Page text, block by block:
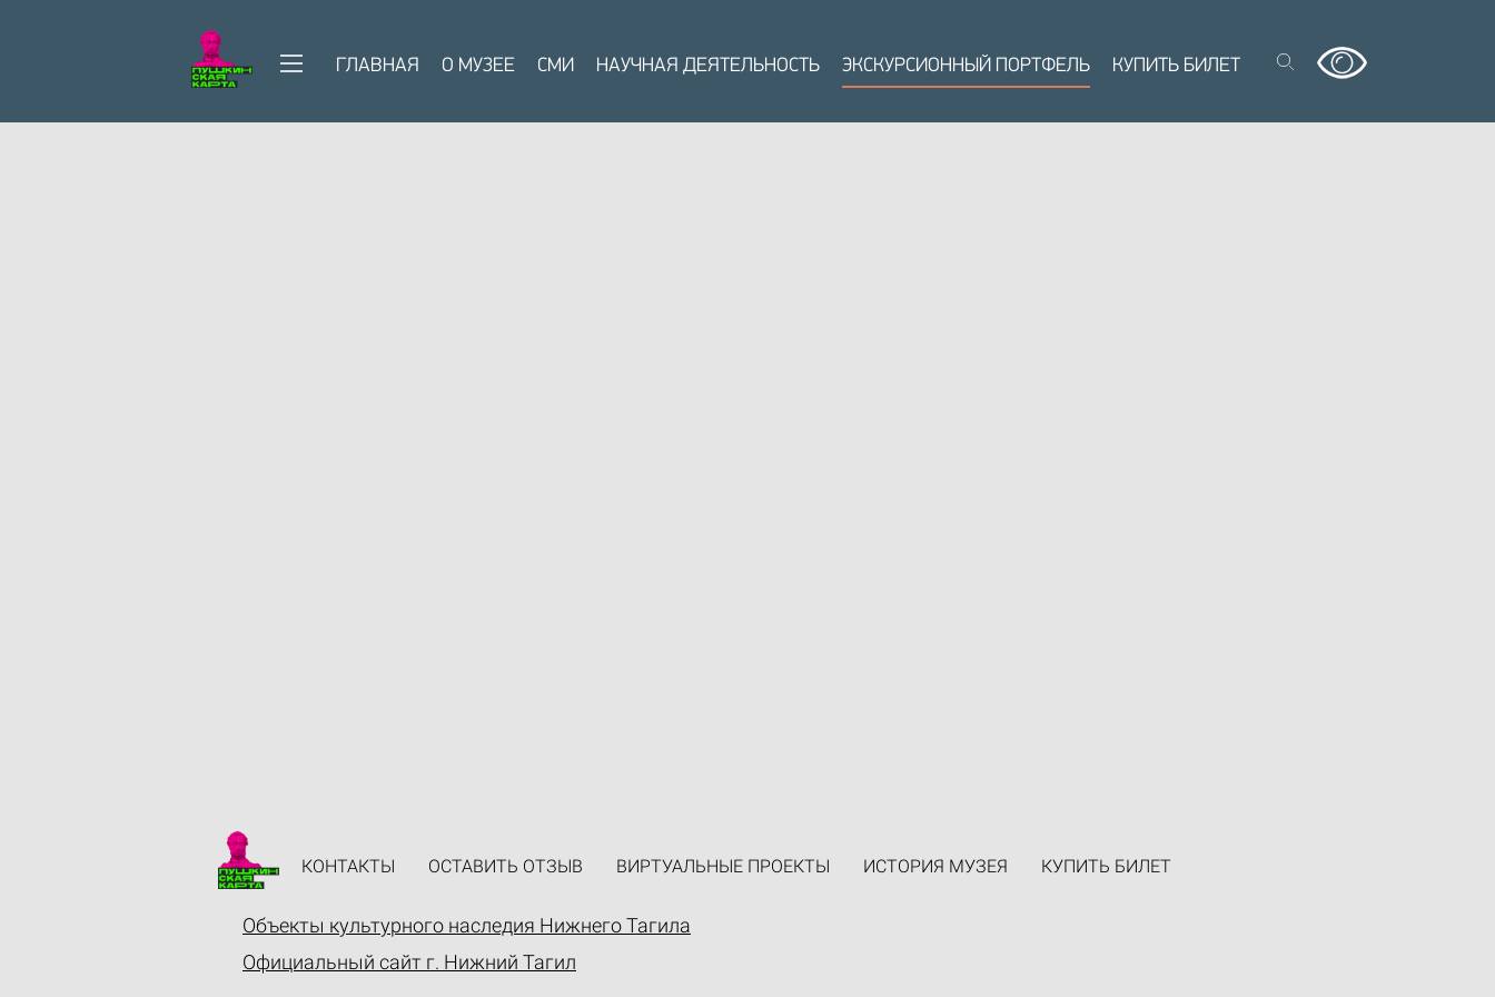
ГЛАВНАЯ О МУЗЕЕ СМИ НАУЧНАЯ ДЕЯТЕЛЬНОСТЬ ЭКСКУРСИОННЫЙ ПОРТФЕЛЬ КУПИТЬ БИЛЕТ
Объекты культурного наследия Нижнего Тагила
Официальный сайт г. Нижний Тагил
КОНТАКТЫ ОСТАВИТЬ ОТЗЫВ ВИРТУАЛЬНЫЕ ПРОЕКТЫ ИСТОРИЯ МУЗЕЯ КУПИТЬ БИЛЕТ